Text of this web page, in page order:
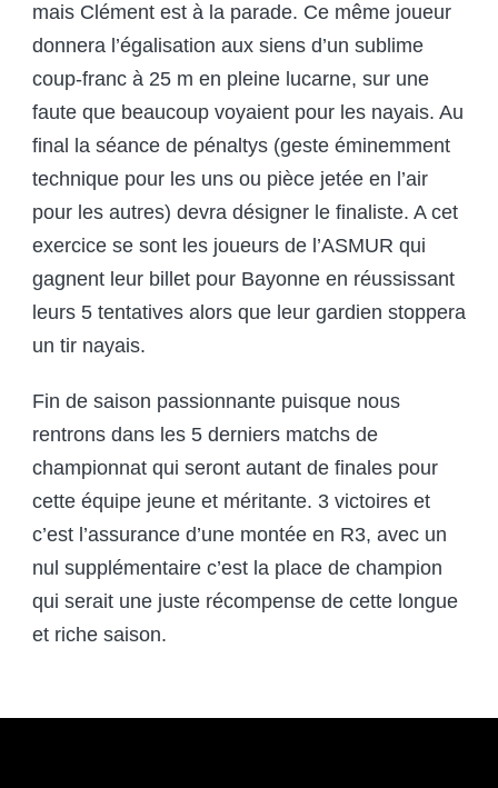
mais Clément est à la parade. Ce même joueur
donnera l’égalisation aux siens d’un sublime
coup-franc à 25 m en pleine lucarne, sur une
faute que beaucoup voyaient pour les nayais. Au
final la séance de pénaltys (geste éminemment
technique pour les uns ou pièce jetée en l’air
pour les autres) devra désigner le finaliste. A cet
exercice se sont les joueurs de l’ASMUR qui
gagnent leur billet pour Bayonne en réussissant
leurs 5 tentatives alors que leur gardien stoppera
un tir nayais.
Fin de saison passionnante puisque nous
rentrons dans les 5 derniers matchs de
championnat qui seront autant de finales pour
cette équipe jeune et méritante. 3 victoires et
c’est l’assurance d’une montée en R3, avec un
nul supplémentaire c’est la place de champion
qui serait une juste récompense de cette longue
et riche saison.